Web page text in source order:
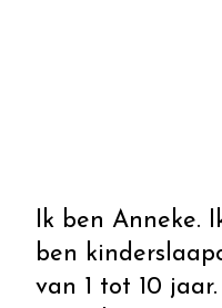
Ik ben Anneke.
ben
van 1 tot 10